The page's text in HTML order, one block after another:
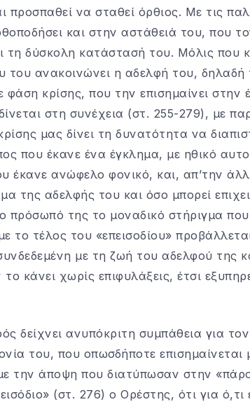
να σταθεί όρθιος. Με τις
και στην αστάθειά του, που
τη δύσκολη κατάστασή του. Μόλις που
του ανακοινώνει η αδελφή του, δηλαδή
κρίσης, που την επισημαίνει στην
στη συνέχεια (στ. 255-279), με
μας δίνει τη δυνατότητα να
που έκανε ένα έγκλημα, με ηθικό
έκανε ανώφελο φονικό, και, απ’την
της αδελφής του και όσο μπορεί
πρόσωπό της το μοναδικό στήριγμα που
το τέλος του «επεισοδίου»
με τη ζωή του αδελφού της
κάνει χωρίς επιφυλάξεις, έτσι
δείχνει ανυπόκριτη συμπάθεια για
του, που οπωσδήποτε επισημαίνεται
την άποψη που διατύπωσαν στην
(στ. 276) ο Ορέστης, ότι για ό,τι